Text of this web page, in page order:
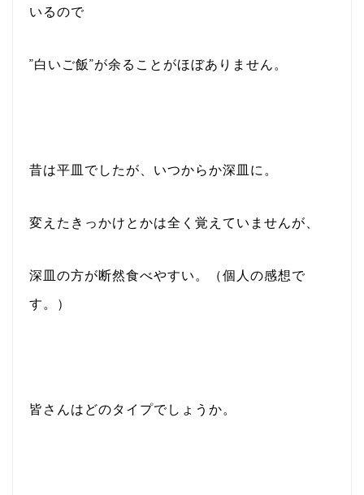
いるので
”白いご飯”が余ることがほぼありません。
昔は平皿でしたが、いつからか深皿に。
変えたきっかけとかは全く覚えていませんが、
深皿の方が断然食べやすい。（個人の感想で
す。）
皆さんはどのタイプでしょうか。